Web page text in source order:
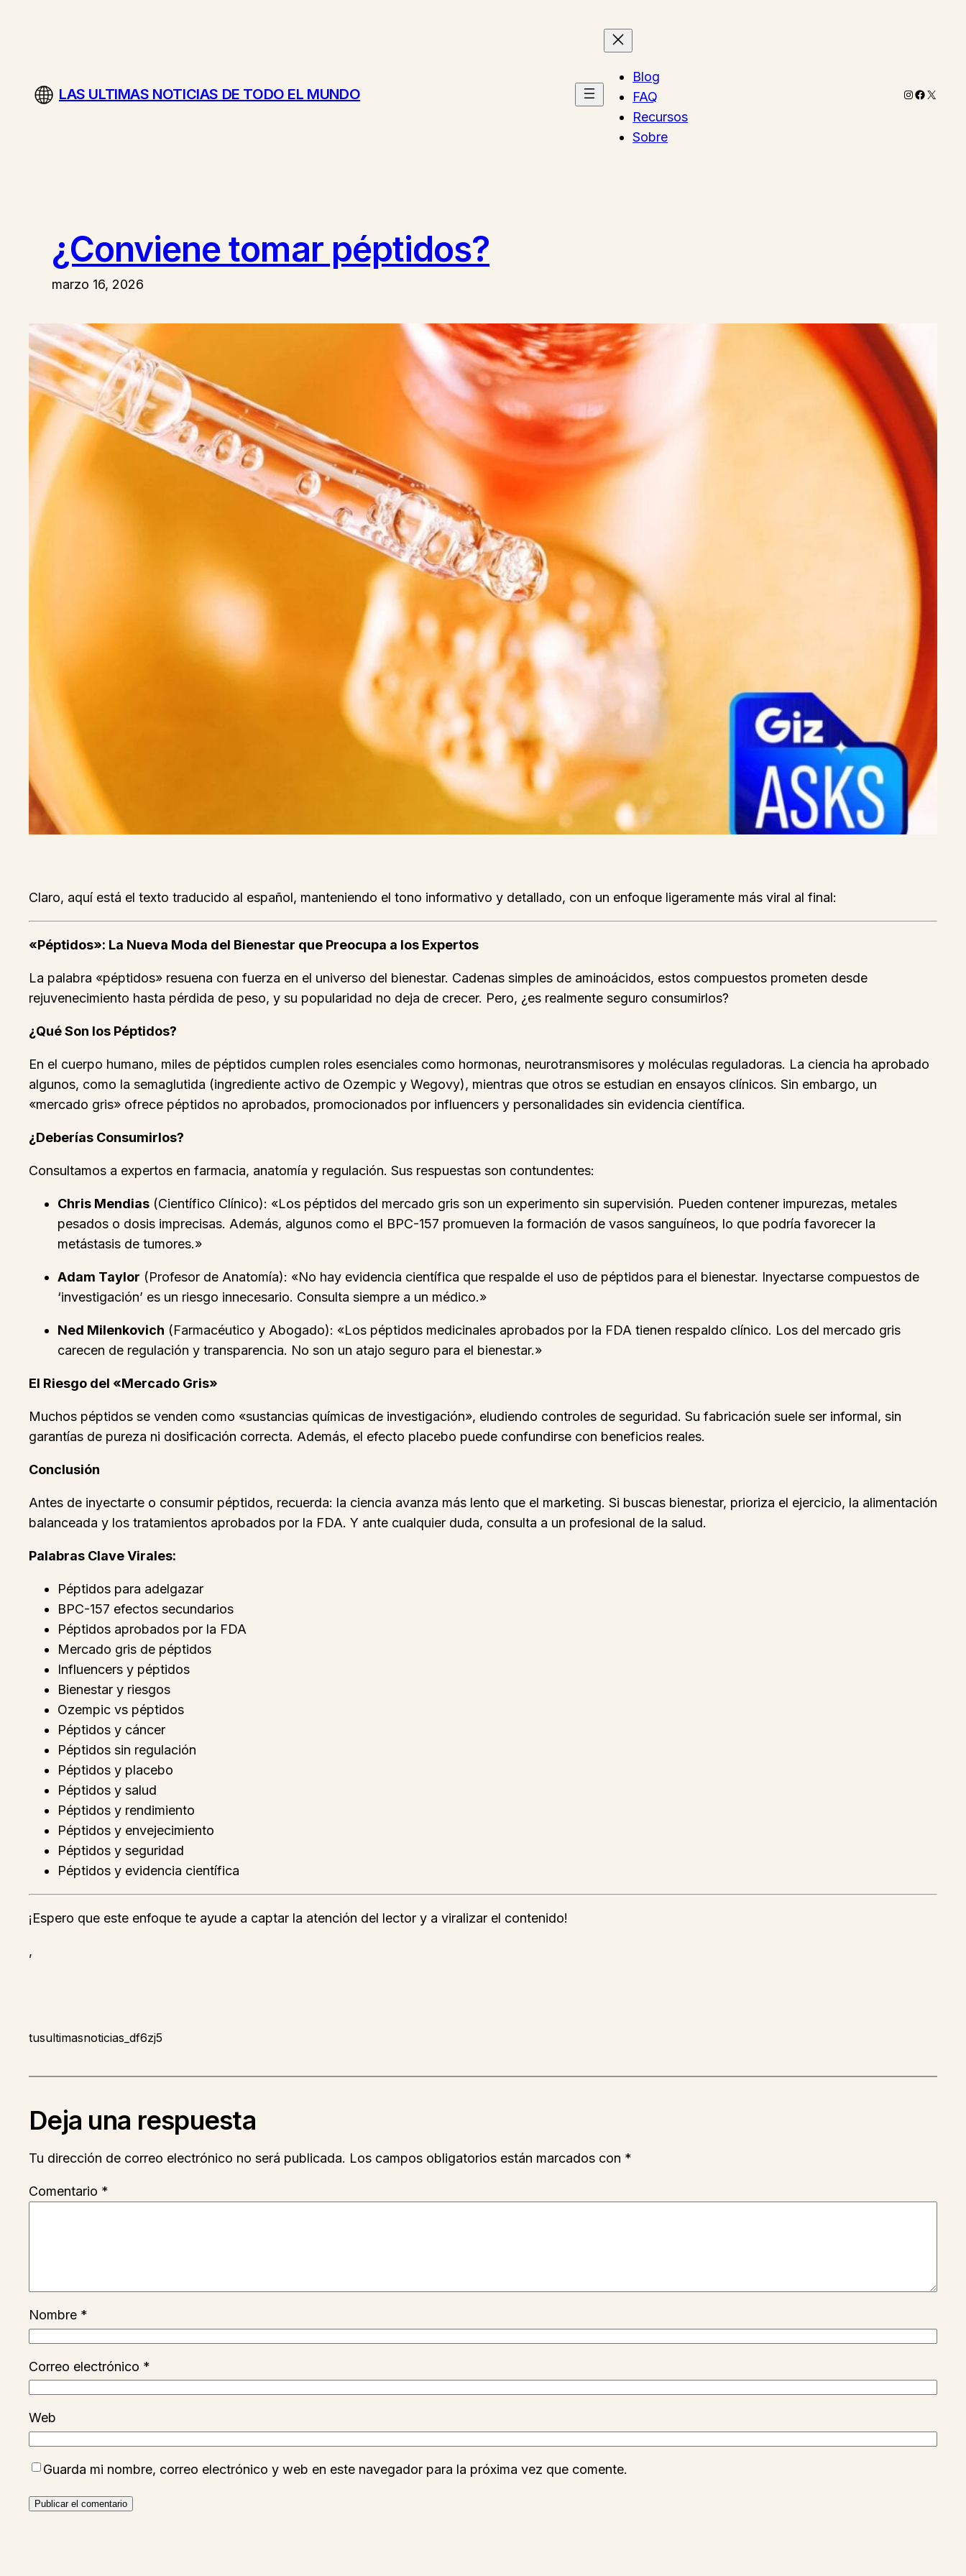
LAS ULTIMAS NOTICIAS DE TODO EL MUNDO
Blog
FAQ
Recursos
Sobre
Instagram
X
¿Conviene tomar péptidos?
marzo 16, 2026
Claro, aquí está el texto traducido al español, manteniendo el tono informativo y detallado, con un enfoque ligeramente más viral al final:
«Péptidos»: La Nueva Moda del Bienestar que Preocupa a los Expertos
La palabra «péptidos» resuena con fuerza en el universo del bienestar. Cadenas simples de aminoácidos, estos compuestos prometen desde
rejuvenecimiento hasta pérdida de peso, y su popularidad no deja de crecer. Pero, ¿es realmente seguro consumirlos?
¿Qué Son los Péptidos?
En el cuerpo humano, miles de péptidos cumplen roles esenciales como hormonas, neurotransmisores y moléculas reguladoras. La ciencia ha aprobado
algunos, como la semaglutida (ingrediente activo de Ozempic y Wegovy), mientras que otros se estudian en ensayos clínicos. Sin embargo, un
«mercado gris» ofrece péptidos no aprobados, promocionados por influencers y personalidades sin evidencia científica.
¿Deberías Consumirlos?
Consultamos a expertos en farmacia, anatomía y regulación. Sus respuestas son contundentes:
Chris Mendias (Científico Clínico): «Los péptidos del mercado gris son un experimento sin supervisión. Pueden contener impurezas, metales
pesados o dosis imprecisas. Además, algunos como el BPC-157 promueven la formación de vasos sanguíneos, lo que podría favorecer la
metástasis de tumores.»
Adam Taylor (Profesor de Anatomía): «No hay evidencia científica que respalde el uso de péptidos para el bienestar. Inyectarse compuestos de
‘investigación’ es un riesgo innecesario. Consulta siempre a un médico.»
Ned Milenkovich (Farmacéutico y Abogado): «Los péptidos medicinales aprobados por la FDA tienen respaldo clínico. Los del mercado gris
carecen de regulación y transparencia. No son un atajo seguro para el bienestar.»
El Riesgo del «Mercado Gris»
Muchos péptidos se venden como «sustancias químicas de investigación», eludiendo controles de seguridad. Su fabricación suele ser informal, sin
garantías de pureza ni dosificación correcta. Además, el efecto placebo puede confundirse con beneficios reales.
Conclusión
Antes de inyectarte o consumir péptidos, recuerda: la ciencia avanza más lento que el marketing. Si buscas bienestar, prioriza el ejercicio, la alimentación
balanceada y los tratamientos aprobados por la FDA. Y ante cualquier duda, consulta a un profesional de la salud.
Palabras Clave Virales:
Péptidos para adelgazar
BPC-157 efectos secundarios
Péptidos aprobados por la FDA
Mercado gris de péptidos
Influencers y péptidos
Bienestar y riesgos
Ozempic vs péptidos
Péptidos y cáncer
Péptidos sin regulación
Péptidos y placebo
Péptidos y salud
Péptidos y rendimiento
Péptidos y envejecimiento
Péptidos y seguridad
Péptidos y evidencia científica
¡Espero que este enfoque te ayude a captar la atención del lector y a viralizar el contenido!
,
tusultimasnoticias_df6zj5
Deja una respuesta
Tu dirección de correo electrónico no será publicada. Los campos obligatorios están marcados con *
Comentario *
Nombre *
Correo electrónico *
Web
Guarda mi nombre, correo electrónico y web en este navegador para la próxima vez que comente.